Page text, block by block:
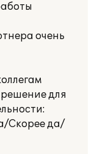
очень
для
Скорее да/